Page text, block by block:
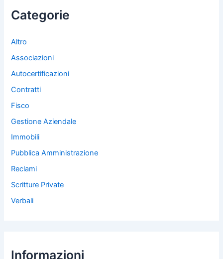
Categorie
Altro
Associazioni
Autocertificazioni
Contratti
Fisco
Gestione Aziendale
Immobili
Pubblica Amministrazione
Reclami
Scritture Private
Verbali
Informazioni